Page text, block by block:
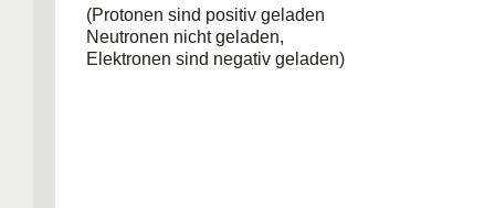
(Protonen sind positiv geladen
Neutronen nicht geladen,
Elektronen sind negativ geladen)